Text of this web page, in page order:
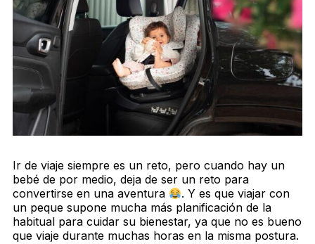
Ir de viaje siempre es un reto, pero cuando hay un
bebé de por medio, deja de ser un reto para
convertirse en una aventura
. Y es que viajar con
un peque supone mucha más planificación de la
habitual para cuidar su bienestar, ya que no es bueno
que viaje durante muchas horas en la misma postura.